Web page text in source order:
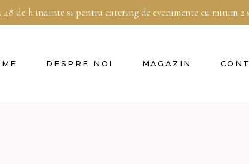
de h inainte si pentru catering de evenimente cu minim 2
DESPRE NOI MAGAZIN